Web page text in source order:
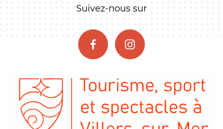
Suivez-nous sur